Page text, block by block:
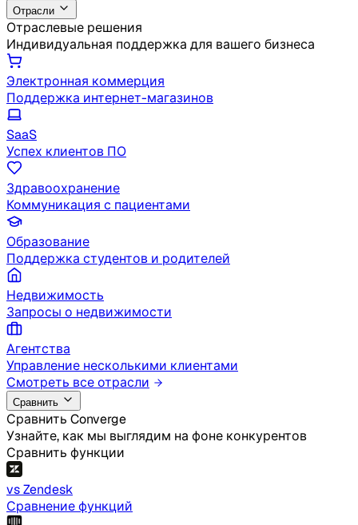
Отрасли
Отраслевые решения
Индивидуальная поддержка для вашего бизнеса
Электронная коммерция
Поддержка интернет-магазинов
SaaS
Успех клиентов ПО
Здравоохранение
Коммуникация с пациентами
Образование
Поддержка студентов и родителей
Недвижимость
Запросы о недвижимости
Агентства
Управление несколькими клиентами
Смотреть все отрасли
Сравнить
Сравнить Converge
Узнайте, как мы выглядим на фоне конкурентов
Сравнить функции
vs Zendesk
Сравнение функций